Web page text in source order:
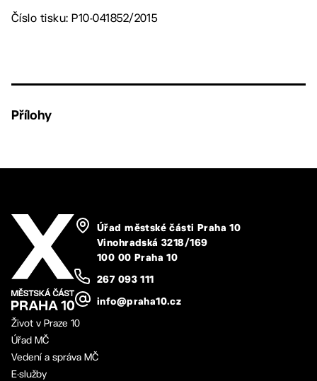
Číslo tisku: P10-041852/2015
Přílohy
Úřad městské části Praha 10
Vinohradská 3218/169
100 00 Praha 10
267 093 111
info@praha10.cz
Život v Praze 10
Úřad MČ
Vedení a správa MČ
E-služby